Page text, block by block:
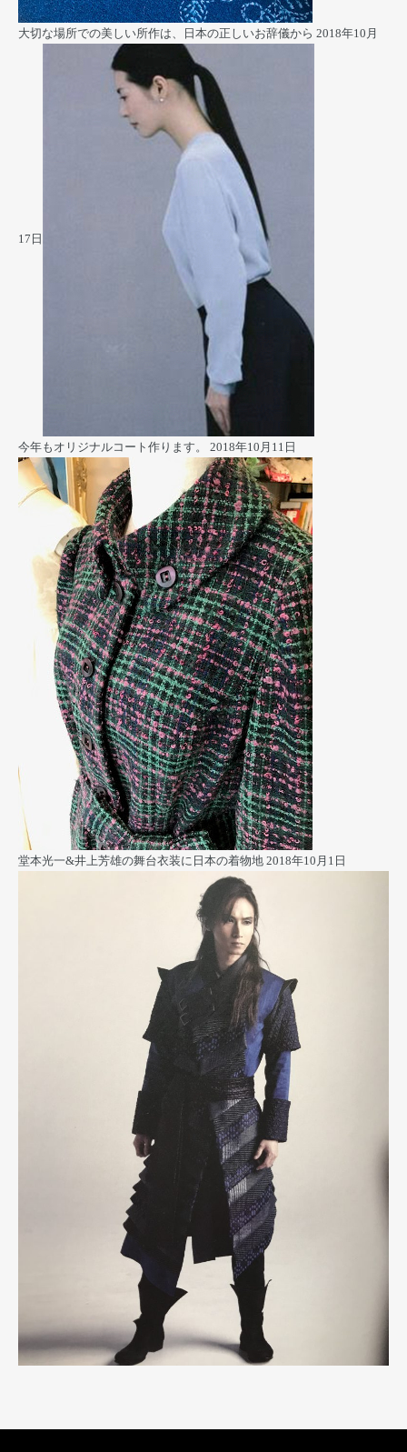
大切な場所での美しい所作は、日本の正しいお辞儀から 2018年10月
17日
今年もオリジナルコート作ります。 2018年10月11日
堂本光一&井上芳雄の舞台衣装に日本の着物地 2018年10月1日